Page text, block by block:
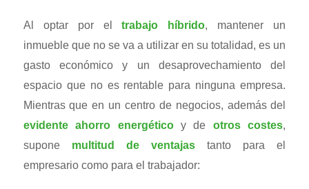
Al optar por eltrabajo híbrido, mantener un
inmueble que no se va a utilizar en su totalidad, es un
gasto económico y un desaprovechamiento del
espacio que no es rentable para ninguna empresa.
Mientras que en un centro de negocios, además del
evidente ahorro energéticoy de otros costes,
supone multitud de ventajastanto para el
empresario como para el trabajador: